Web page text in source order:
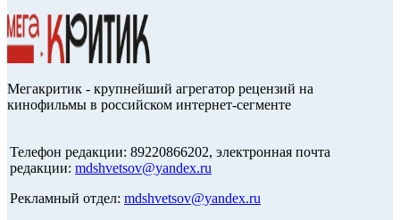
Мегакритик - крупнейший агрегатор рецензий на
кинофильмы в российском интернет-сегменте
Телефон редакции: 89220866202, электронная почта
редакции: mdshvetsov@yandex.ru
Рекламный отдел: mdshvetsov@yandex.ru